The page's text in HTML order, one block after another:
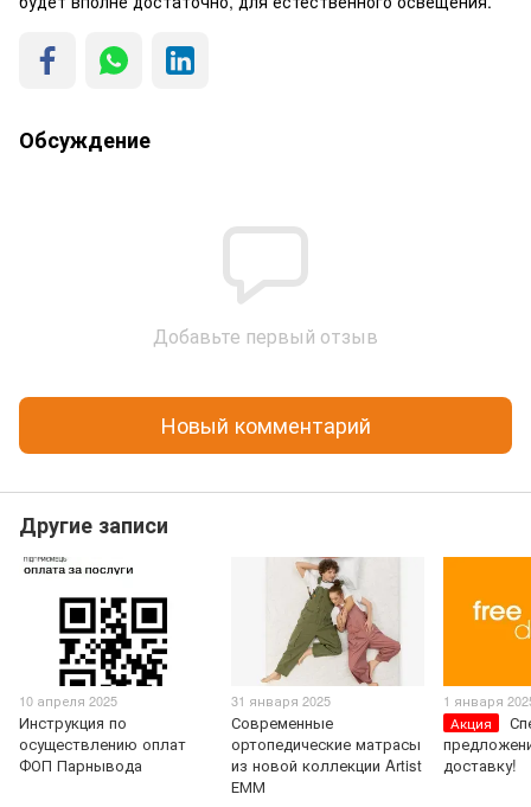
Обсуждение
Добавьте первый отзыв
Новый комментарий
Другие записи
10 апреля 2025
Инструкция по
осуществлению оплат
ФОП Парнывода
31 января 2025
Современные
ортопедические матрасы
из новой коллекции Artist
ЕММ
1 января
Акция
доставку!